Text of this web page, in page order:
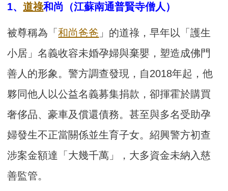
1、道祿和尚（江蘇南通普賢寺僧人）
被尊稱為「和尚爸爸 」的道祿，早年以「護生
小居」名義收容未婚孕婦與棄嬰，塑造成佛門
善人的形象。警方調查發現，自2018年起，他
夥同他人以公益名義募集捐款，卻揮霍於購買
奢侈品、豪車及償還債務。甚至與多名受助孕
婦發生不正當關係並生育子女。紹興警方初查
涉案金額達「大幾千萬」，大多資金未納入慈
善監管。